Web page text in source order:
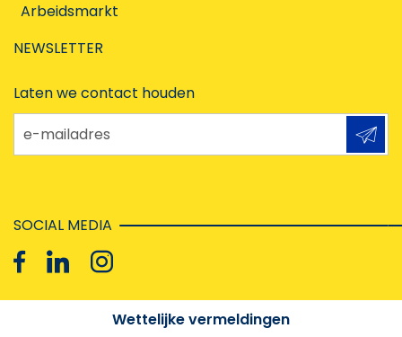
Arbeidsmarkt
NEWSLETTER
Laten we contact houden
e-mailadres
SOCIAL MEDIA
Wettelijke vermeldingen